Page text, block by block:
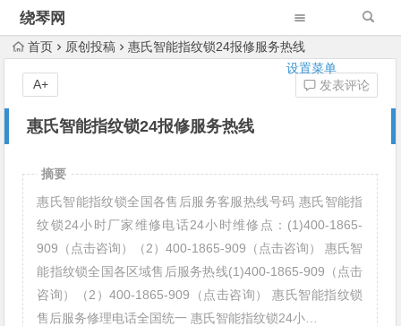
绕琴网
设置菜单
首页 原创投稿 惠氏智能指纹锁24报修服务热线
惠氏智能指纹锁24报修服务热线
发表评论
A+
摘要
惠氏智能指纹锁全国各售后服务客服热线号码 惠氏智能指
纹锁24小时厂家维修电话24小时维修点：(1)400-1865-
909（点击咨询）（2）400-1865-909（点击咨询） 惠氏智
能指纹锁全国各区域售后服务热线(1)400-1865-909（点击
咨询）（2）400-1865-909（点击咨询） 惠氏智能指纹锁
售后服务修理电话全国统一 惠氏智能指纹锁24小…